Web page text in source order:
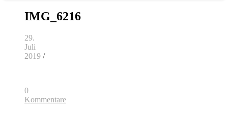
IMG_6216
29.
Juli
2019 /
0
Kommentare